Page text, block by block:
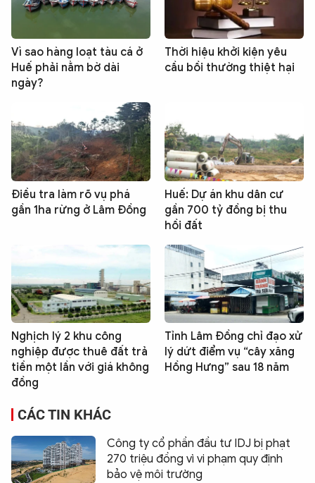
Vì sao hàng loạt tàu cá ở
Huế phải nằm bờ dài
ngày?
Thời hiệu khởi kiện yêu
cầu bồi thường thiệt hại
Điều tra làm rõ vụ phá
gần 1ha rừng ở Lâm Đồng
Huế: Dự án khu dân cư
gần 700 tỷ đồng bị thu
hồi đất
Nghịch lý 2 khu công
nghiệp được thuê đất trả
tiền một lần với giá không
đồng
Tỉnh Lâm Đồng chỉ đạo xử
lý dứt điểm vụ “cây xăng
Hồng Hưng” sau 18 năm
CÁC TIN KHÁC
Công ty cổ phần đầu tư IDJ bị phạt
270 triệu đồng vì vi phạm quy định
bảo vệ môi trường